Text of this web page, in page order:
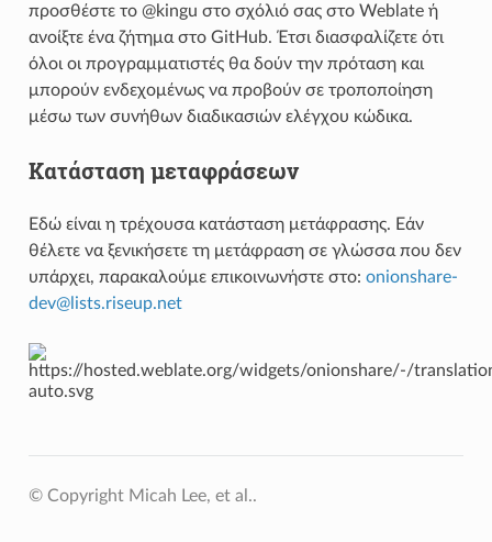
προσθέστε το @kingu στο σχόλιό σας στο Weblate ή
ανοίξτε ένα ζήτημα στο GitHub. Έτσι διασφαλίζετε ότι
όλοι οι προγραμματιστές θα δούν την πρόταση και
μπορούν ενδεχομένως να προβούν σε τροποποίηση
μέσω των συνήθων διαδικασιών ελέγχου κώδικα.
Κατάσταση μεταφράσεων
Εδώ είναι η τρέχουσα κατάσταση μετάφρασης. Εάν
θέλετε να ξενικήσετε τη μετάφραση σε γλώσσα που δεν
υπάρχει, παρακαλούμε επικοινωνήστε στο: onionshare-
dev@lists.riseup.net
© Copyright Micah Lee, et al..